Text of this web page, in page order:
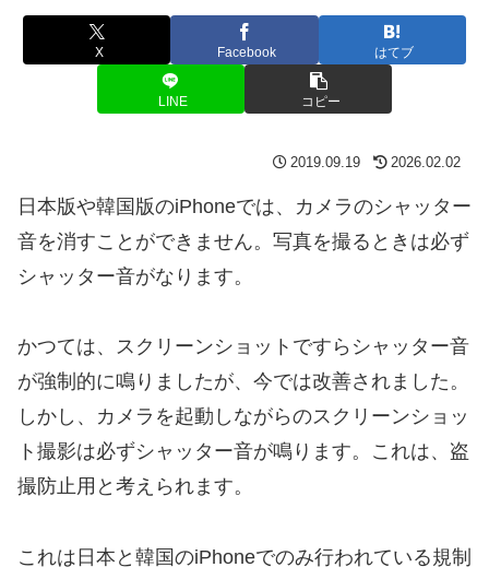
X Facebook はてブ
LINE コピー
2019.09.19 2026.02.02
日本版や韓国版のiPhoneでは、カメラのシャッター
音を消すことができません。写真を撮るときは必ず
シャッター音がなります。
かつては、スクリーンショットですらシャッター音
が強制的に鳴りましたが、今では改善されました。
しかし、カメラを起動しながらのスクリーンショッ
ト撮影は必ずシャッター音が鳴ります。これは、盗
撮防止用と考えられます。
これは日本と韓国のiPhoneでのみ行われている規制